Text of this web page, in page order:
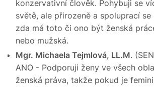
konzervativní člověk. Pohybuji se
světě, ale přirozeně a spoluprací se
zda má toto či ono být ženská
nebo mužská.
Mgr. Michaela Tejmlová, LL.M.
ANO - Podporuji ženy ve všech
ženská práva, takže pokud je